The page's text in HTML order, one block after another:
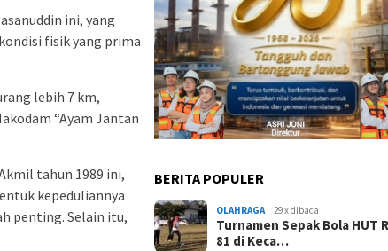
ini, yang
fisik yang prima
lebih 7 km,
“Ayam Jantan
tahun 1989 ini,
kepeduliannya
penting. Selain itu,
BERITA POPULER
OLAHRAGA 29 x dibaca
Turnamen Sepak Bola HUT
81 di Keca…